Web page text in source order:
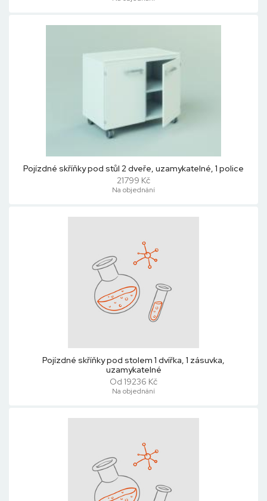
Pojízdné skříňky pod stůl 2 dveře, uzamykatelné, 1 police
21799 Kč
Na objednání
Pojízdné skříňky pod stolem 1 dvířka, 1 zásuvka,
uzamykatelné
Od 19236 Kč
Na objednání